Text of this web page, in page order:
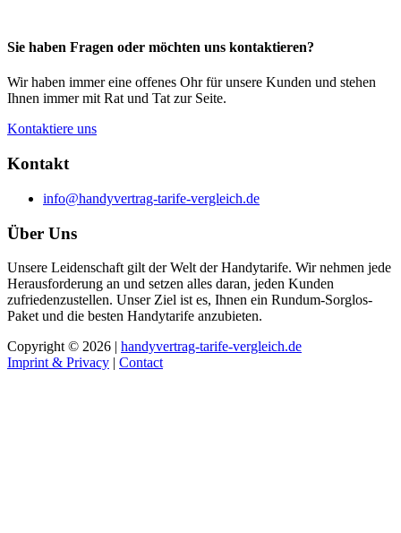
Sie haben Fragen oder möchten uns kontaktieren?
Wir haben immer eine offenes Ohr für unsere Kunden und stehen
Ihnen immer mit Rat und Tat zur Seite.
Kontaktiere uns
Kontakt
info@handyvertrag-tarife-vergleich.de
Über Uns
Unsere Leidenschaft gilt der Welt der Handytarife. Wir nehmen jede
Herausforderung an und setzen alles daran, jeden Kunden
zufriedenzustellen. Unser Ziel ist es, Ihnen ein Rundum-Sorglos-
Paket und die besten Handytarife anzubieten.
Copyright © 2026 | handyvertrag-tarife-vergleich.de
Imprint & Privacy | Contact